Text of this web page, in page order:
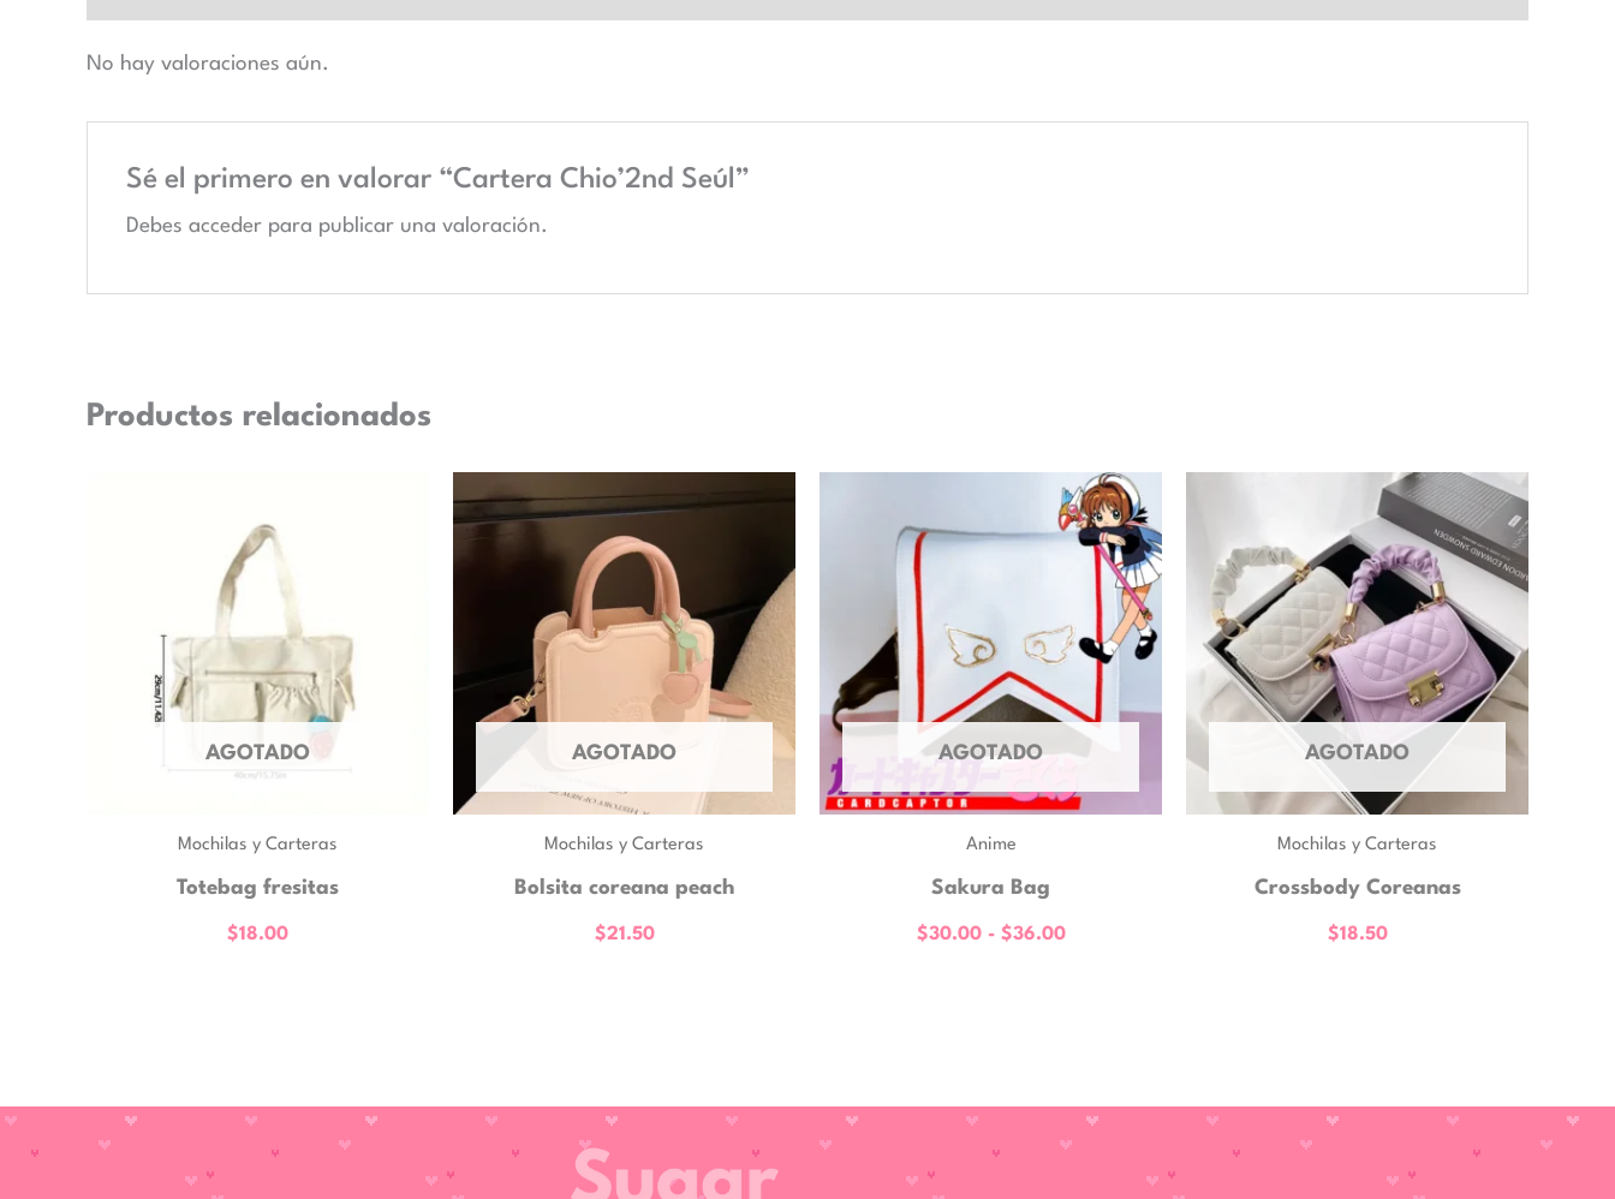
No hay valoraciones aún.
Sé el primero en valorar “Cartera Chio’2nd Seúl”
Debes accederpara publicar una valoración.
Productos relacionados
AGOTADO
Mochilas y Carteras
Totebag fresitas
$18.00
AGOTADO
Mochilas y Carteras
Bolsita coreana peach
$21.50
AGOTADO
Anime
Sakura Bag
$30.00 - $36.00
Rango
de
precios:
desde
$30.00
$36.00
AGOTADO
Mochilas y Carteras
Crossbody Coreanas
$18.50